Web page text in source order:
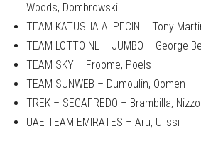
Woods, Dombrowski
TEAM KATUSHA ALPECIN – Tony
TEAM LOTTO NL – JUMBO – George
TEAM SKY – Froome, Poels
TEAM SUNWEB – Dumoulin, Oomen
TREK – SEGAFREDO – Brambilla,
UAE TEAM EMIRATES – Aru, Ulissi